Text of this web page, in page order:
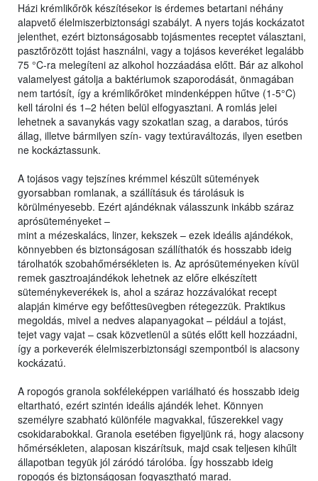
Házi krémlikőrök készítésekor is érdemes betartani néhány
alapvető élelmiszerbiztonsági szabályt. A nyers tojás kockázatot
jelenthet, ezért biztonságosabb tojásmentes receptet választani,
pasztőrözött tojást használni, vagy a tojásos keveréket legalább
75 °C-ra melegíteni az alkohol hozzáadása előtt. Bár az alkohol
valamelyest gátolja a baktériumok szaporodását, önmagában
nem tartósít, így a krémlikőröket mindenképpen hűtve (1-5°C)
kell tárolni és 1–2 héten belül elfogyasztani. A romlás jelei
lehetnek a savanykás vagy szokatlan szag, a darabos, túrós
állag, illetve bármilyen szín- vagy textúraváltozás, ilyen esetben
ne kockáztassunk.
A tojásos vagy tejszínes krémmel készült sütemények
gyorsabban romlanak, a szállításuk és tárolásuk is
körülményesebb. Ezért ajándéknak válasszunk inkább száraz
aprósüteményeket –
mint a mézeskalács, linzer, kekszek – ezek ideális ajándékok,
könnyebben és biztonságosan szállíthatók és hosszabb ideig
tárolhatók szobahőmérsékleten is. Az aprósüteményeken kívül
remek gasztroajándékok lehetnek az előre elkészített
süteménykeverékek is, ahol a száraz hozzávalókat recept
alapján kimérve egy befőttesüvegben rétegezzük. Praktikus
megoldás, mivel a nedves alapanyagokat – például a tojást,
tejet vagy vajat – csak közvetlenül a sütés előtt kell hozzáadni,
így a porkeverék élelmiszerbiztonsági szempontból is alacsony
kockázatú.
A ropogós granola sokféleképpen variálható és hosszabb ideig
eltartható, ezért szintén ideális ajándék lehet. Könnyen
személyre szabható különféle magvakkal, fűszerekkel vagy
csokidarabokkal. Granola esetében figyeljünk rá, hogy alacsony
hőmérsékleten, alaposan kiszárítsuk, majd csak teljesen kihűlt
állapotban tegyük jól záródó tárolóba. Így hosszabb ideig
ropogós és biztonságosan fogyasztható marad.